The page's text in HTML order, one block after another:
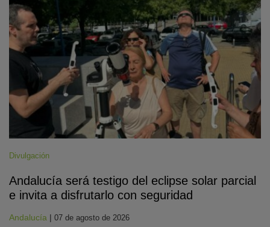
Divulgación
Andalucía será testigo del eclipse solar parcial
e invita a disfrutarlo con seguridad
Andalucía | 07 de agosto de 2026